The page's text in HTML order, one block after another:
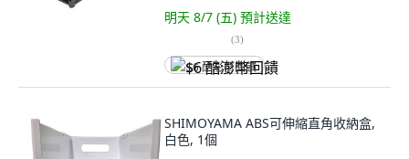
明天 8/7 (五) 預計送達
(3)
$6 酷澎幣回饋
SHIMOYAMA ABS可伸縮直角收納盒,
白色, 1個